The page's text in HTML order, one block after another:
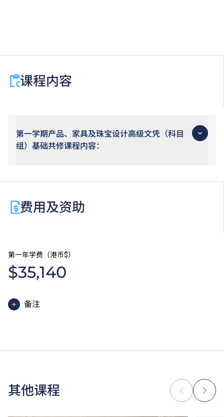
于申请入学时只可计算一科其他语言科目（丙类科
目）。2024年及以前之其他语言科目取得「D或E级」
级」。 2025年或以后之法语／德语／西班牙语语言能
力水平达A2或以上、日语达N3或以上 及 韩语达TOPIK
II, 3级或以上，均被接受为一般入学条件中的五科之
香港中学文凭考试公民与社会发展科取得「达标」的成
成绩达「第二级」。
语文）取得第二级或以上成绩。另外，数学科延伸部分
（单元一或单元二）第二级或以上成绩亦被接受为一般
入学条件中的五科之一。如申请人同时持有单元一及单
适用于持中专教育文凭／职专文凭（于2017/18学年或
申请人所递交的工作经验及／或资历，会经有关学系作
课程内容
第一学期产品、家具及珠宝设计高级文凭（科目
组）基础共修课程内容：
费用及资助
第一年学费（港币$）
$35,140
备注
除学费外，学生须缴交其他费用如保证金及学生会年
为增强对学生的学习支援，学院或会要求部分学生修读
衔接单元／增润课程；或需参加额外培训／实习／公开
其他课程